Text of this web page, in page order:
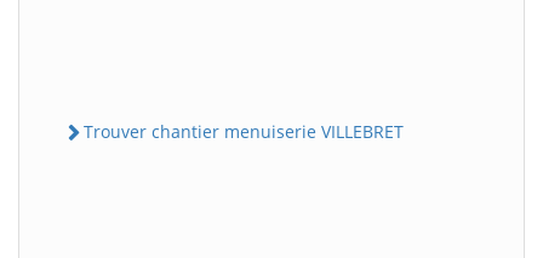
Trouver chantier menuiserie VILLEBRET